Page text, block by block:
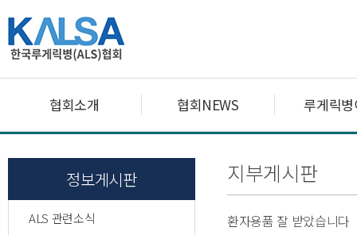
협회소개 협회NEWS 루게릭
정보게시판
ALS 관련소식
지부게시판
환자용품 잘 받았습니다